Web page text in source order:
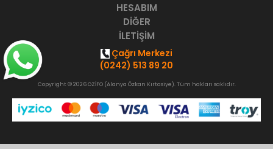
HESABIM
DİĞER
İLETİŞİM
Çağrı Merkezi
(0242) 513 89 20
Copyright © 2026 OZİFO (Alanya Özkan Kırtasiye). Tüm hakları saklıdır.